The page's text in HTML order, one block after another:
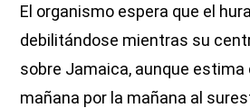
El organismo espera que el
debilitándose mientras su
sobre Jamaica, aunque estima
mañana por la mañana al